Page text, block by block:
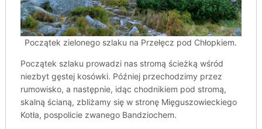
Początek zielonego szlaku na Przełęcz pod Chłopkiem.
Początek szlaku prowadzi nas stromą ścieżką wśród
niezbyt gęstej kosówki. Później przechodzimy przez
rumowisko, a następnie, idąc chodnikiem pod stromą,
skalną ścianą, zbliżamy się w stronę Mięguszowieckiego
Kotła, pospolicie zwanego Bandziochem.